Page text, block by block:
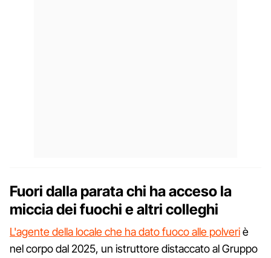
Fuori dalla parata chi ha acceso la
miccia dei fuochi e altri colleghi
L'agente della locale che ha dato fuoco alle polveriè
nel corpo dal 2025, un istruttore distaccato al Gruppo